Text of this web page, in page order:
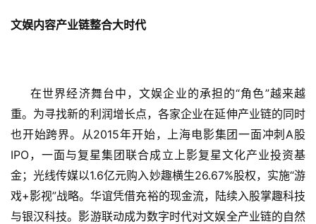
文娱内容产业链整合大时代
在世界经济舞台中，文娱企业的承担的“角色”越来越
重。为寻找新的利润增长点，各家企业在延伸产业链的同时
也开始跨界。从2015年开始，上海电影集团一面冲刺 A股
IPO，一面与复星集团联合成立上影复星文化产业投资基
金；光线传媒以1.6亿元购入妙趣横生26.67%股权，实施“游
戏+影视”战略。华谊凭借充裕的现金流，陆续入股掌趣科技
与银汉科技。影游联动成为数字时代对文娱全产业链的自然